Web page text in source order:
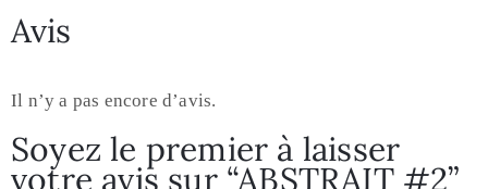
Avis
Il n’y a pas encore d’avis.
Soyez le premier à laisser
votre avis sur “ABSTRAIT #2”